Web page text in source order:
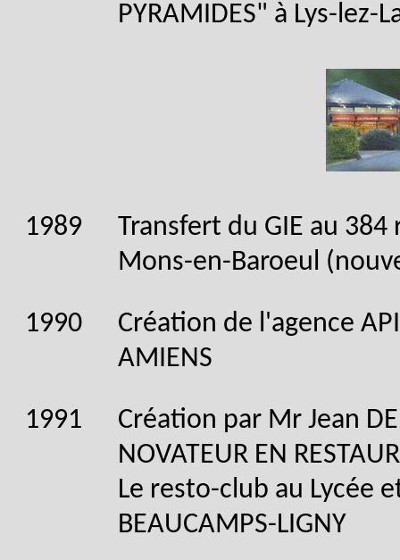
PYRAMIDES" à Lys-lez-
1989
Transfert du GIE au
Mons-en-Baroeul
1990
Création de l'agence
AMIENS
1991
Création par Mr Jean
NOVATEUR EN
Le resto-club au Lycée
BEAUCAMPS-LIGNY